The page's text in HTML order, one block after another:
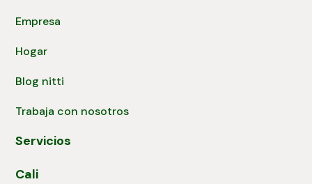
Empresa
Hogar
Blog nitti
Trabaja con nosotros
Servicios
Cali